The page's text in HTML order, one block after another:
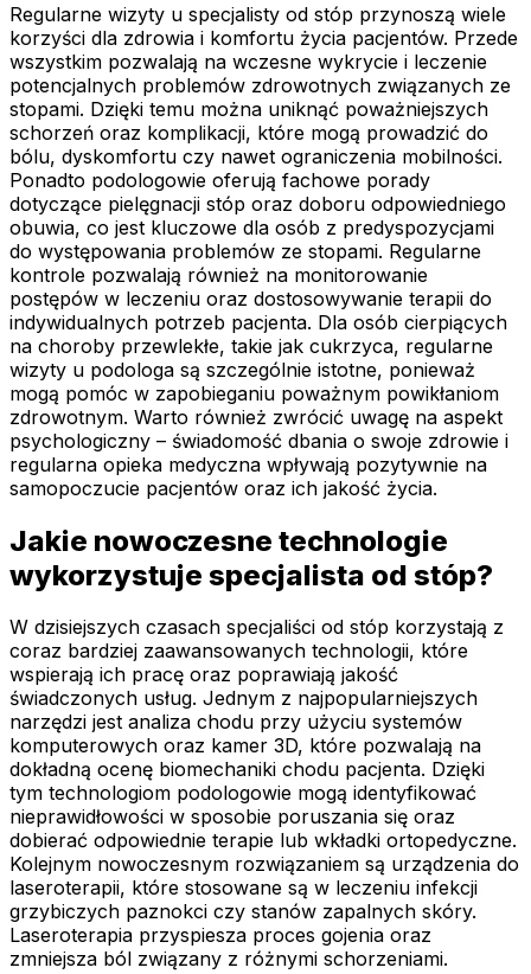
Regularne wizyty u specjalisty od stóp przynoszą wiele
korzyści dla zdrowia i komfortu życia pacjentów. Przede
wszystkim pozwalają na wczesne wykrycie i leczenie
potencjalnych problemów zdrowotnych związanych ze
stopami. Dzięki temu można uniknąć poważniejszych
schorzeń oraz komplikacji, które mogą prowadzić do
bólu, dyskomfortu czy nawet ograniczenia mobilności.
Ponadto podologowie oferują fachowe porady
dotyczące pielęgnacji stóp oraz doboru odpowiedniego
obuwia, co jest kluczowe dla osób z predyspozycjami
do występowania problemów ze stopami. Regularne
kontrole pozwalają również na monitorowanie
postępów w leczeniu oraz dostosowywanie terapii do
indywidualnych potrzeb pacjenta. Dla osób cierpiących
na choroby przewlekłe, takie jak cukrzyca, regularne
wizyty u podologa są szczególnie istotne, ponieważ
mogą pomóc w zapobieganiu poważnym powikłaniom
zdrowotnym. Warto również zwrócić uwagę na aspekt
psychologiczny – świadomość dbania o swoje zdrowie i
regularna opieka medyczna wpływają pozytywnie na
samopoczucie pacjentów oraz ich jakość życia.
Jakie nowoczesne technologie
wykorzystuje specjalista od stóp?
W dzisiejszych czasach specjaliści od stóp korzystają z
coraz bardziej zaawansowanych technologii, które
wspierają ich pracę oraz poprawiają jakość
świadczonych usług. Jednym z najpopularniejszych
narzędzi jest analiza chodu przy użyciu systemów
komputerowych oraz kamer 3D, które pozwalają na
dokładną ocenę biomechaniki chodu pacjenta. Dzięki
tym technologiom podologowie mogą identyfikować
nieprawidłowości w sposobie poruszania się oraz
dobierać odpowiednie terapie lub wkładki ortopedyczne.
Kolejnym nowoczesnym rozwiązaniem są urządzenia do
laseroterapii, które stosowane są w leczeniu infekcji
grzybiczych paznokci czy stanów zapalnych skóry.
Laseroterapia przyspiesza proces gojenia oraz
zmniejsza ból związany z różnymi schorzeniami.